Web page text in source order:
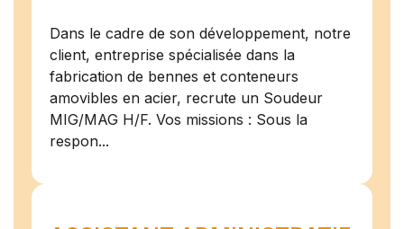
Dans le cadre de son développement, notre
client, entreprise spécialisée dans la
fabrication de bennes et conteneurs
amovibles en acier, recrute un Soudeur
MIG/MAG H/F. Vos missions : Sous la
respon...